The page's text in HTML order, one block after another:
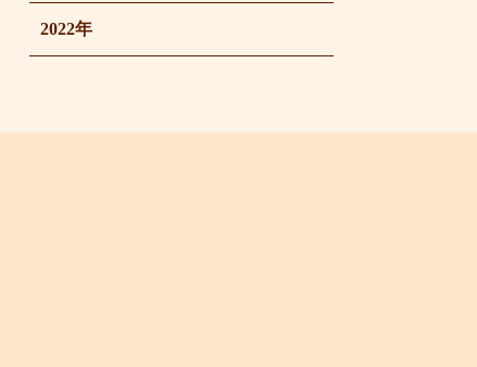
2022年